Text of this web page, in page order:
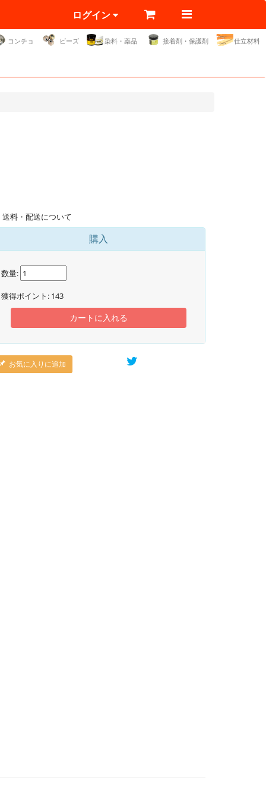
ログイン
コンチョ ビーズ 染料・薬品 接着剤・保護剤 仕立材料
送料・配送について
購入
数量:
獲得ポイント: 143
カートに入れる
お気に入りに追加